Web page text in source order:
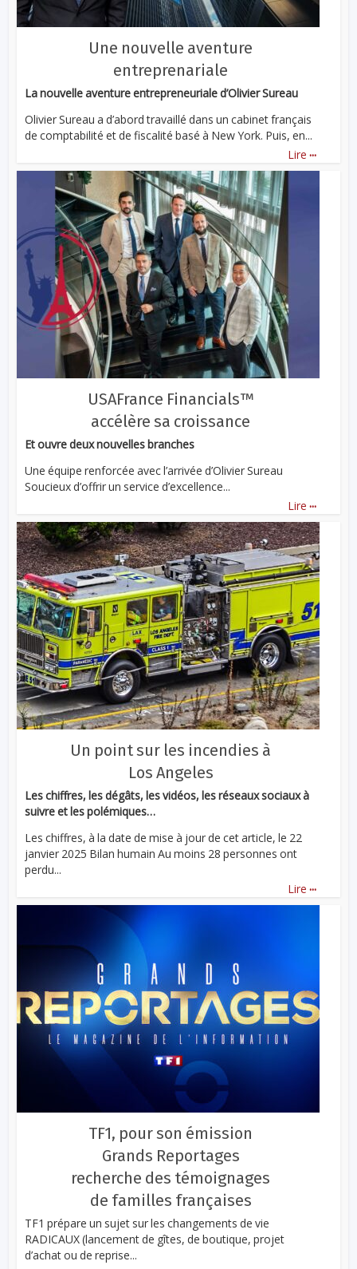
Une nouvelle aventure
entreprenariale
La nouvelle aventure entrepreneuriale d’Olivier Sureau
Olivier Sureau a d’abord travaillé dans un cabinet français
de comptabilité et de fiscalité basé à New York. Puis, en...
Lire ...
USAFrance Financials™
accélère sa croissance
Et ouvre deux nouvelles branches
Une équipe renforcée avec l’arrivée d’Olivier Sureau
Soucieux d’offrir un service d’excellence...
Lire ...
Un point sur les incendies à
Los Angeles
Les chiffres, les dégâts, les vidéos, les réseaux sociaux à
suivre et les polémiques…
Les chiffres, à la date de mise à jour de cet article, le 22
janvier 2025 Bilan humain Au moins 28 personnes ont
perdu...
Lire ...
TF1, pour son émission
Grands Reportages
recherche des témoignages
de familles françaises
TF1 prépare un sujet sur les changements de vie
RADICAUX (lancement de gîtes, de boutique, projet
d’achat ou de reprise...